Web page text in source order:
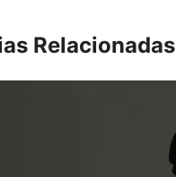
Relacionadas